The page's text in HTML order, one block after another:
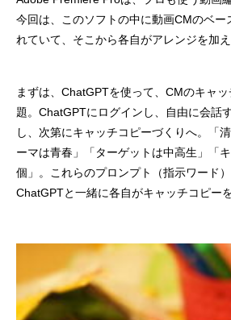
今回は、このソフトの中に動画CMのベー
れていて、そこから各自がアレンジを加え
まずは、ChatGPTを使って、CMのキャ
題。ChatGPTにログインし、自由に会話
し、次第にキャッチコピーづくりへ。「
ーマは青春」「ターゲットは中高生」「
個」。これらのプロンプト（指示ワード）
ChatGPTと一緒に各自がキャッチコピー